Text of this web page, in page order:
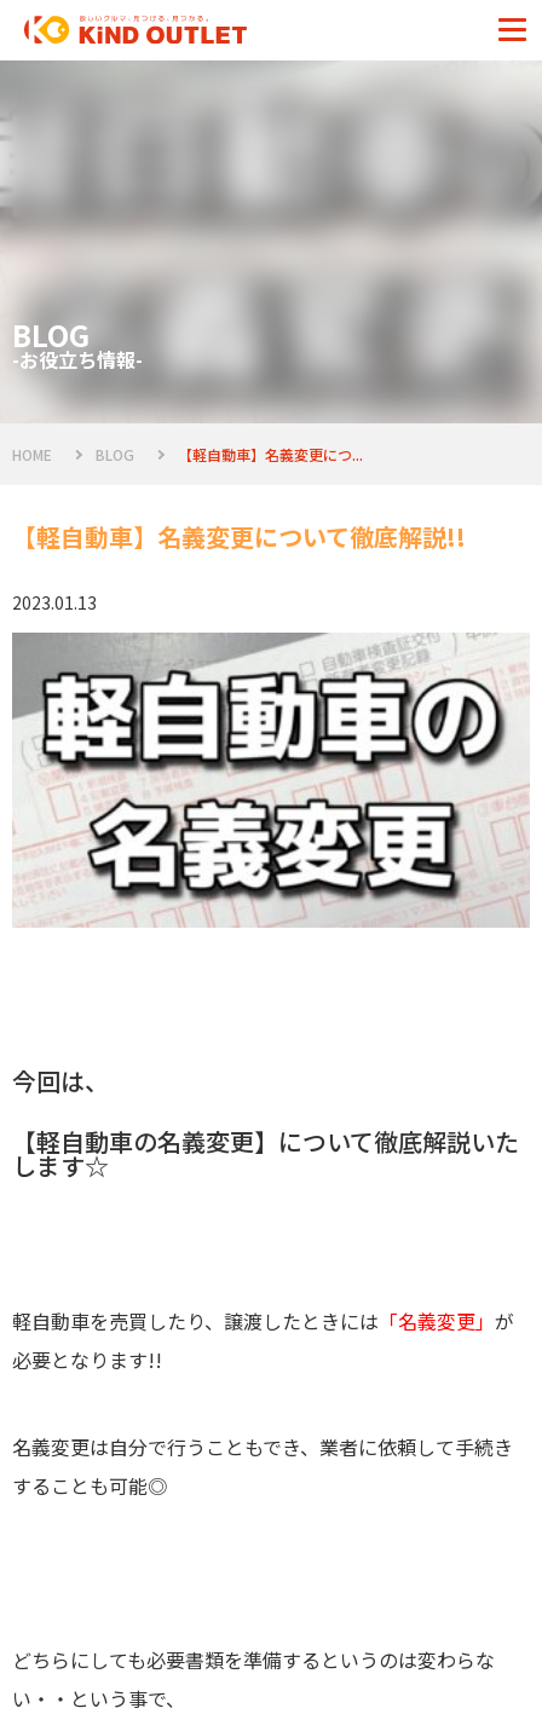
BLOG
-お役立ち情報-
HOME BLOG 【軽自動車】名義変更につ...
【軽自動車】名義変更について徹底解説!!
2023.01.13
今回は、
【軽自動車の名義変更】について徹底解説いた
します☆
軽自動車を売買したり、譲渡したときには 「名義変更」 が
必要となります!!
名義変更は自分で行うこともでき、業者に依頼して手続き
することも可能◎
どちらにしても必要書類を準備するというのは変わらな
い・・という事で、